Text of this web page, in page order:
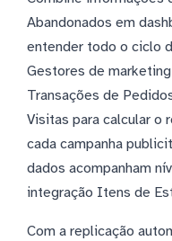
Abandonados em
entender todo o ciclo
Gestores de
Transações de
Visitas para calcular o
cada campanha
dados acompanham
integração Itens de
Com a replicação